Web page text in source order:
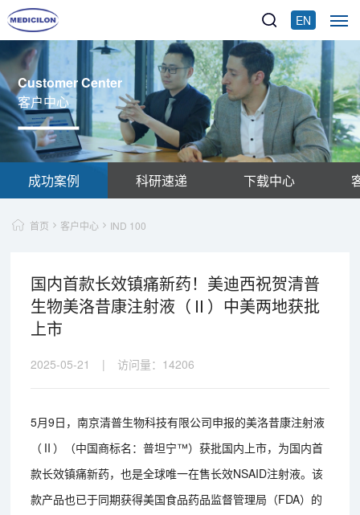
EN
Customer Center
客户中心
成功案例 科研速递 下载中心
首页 客户中心 IND 100
国内首款长效镇痛新药！美迪西祝贺清普
生物美洛昔康注射液（Ⅱ）中美两地获批
上市
2025-05-21 | 访问量： 14206
5月9日，南京清普生物科技有限公司申报的美洛昔康注射液
（Ⅱ）（中国商标名：普坦宁™）获批国内上市，为国内首
款长效镇痛新药，也是全球唯一在售长效NSAID注射液。该
款产品也已于同期获得美国食品药品监督管理局（FDA）的